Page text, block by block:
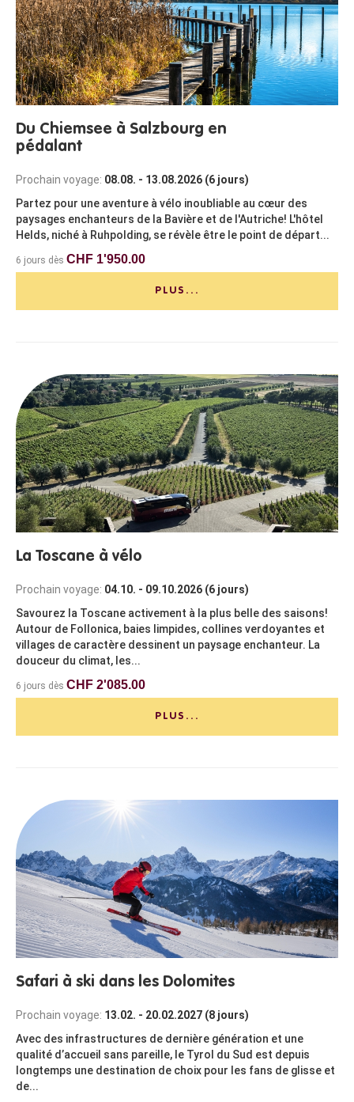
Du Chiemsee à Salzbourg en
pédalant
Prochain voyage: 08.08. - 13.08.2026 (6 jours)
Partez pour une aventure à vélo inoubliable au cœur des
paysages enchanteurs de la Bavière et de l'Autriche! L'hôtel
Helds, niché à Ruhpolding, se révèle être le point de départ...
6 jours dès CHF 1'950.00
PLUS...
La Toscane à vélo
Prochain voyage: 04.10. - 09.10.2026 (6 jours)
Savourez la Toscane activement à la plus belle des saisons!
Autour de Follonica, baies limpides, collines verdoyantes et
villages de caractère dessinent un paysage enchanteur. La
douceur du climat, les...
6 jours dès CHF 2'085.00
PLUS...
Safari à ski dans les Dolomites
Prochain voyage: 13.02. - 20.02.2027 (8 jours)
Avec des infrastructures de dernière génération et une
qualité d’accueil sans pareille, le Tyrol du Sud est depuis
longtemps une destination de choix pour les fans de glisse et
de...